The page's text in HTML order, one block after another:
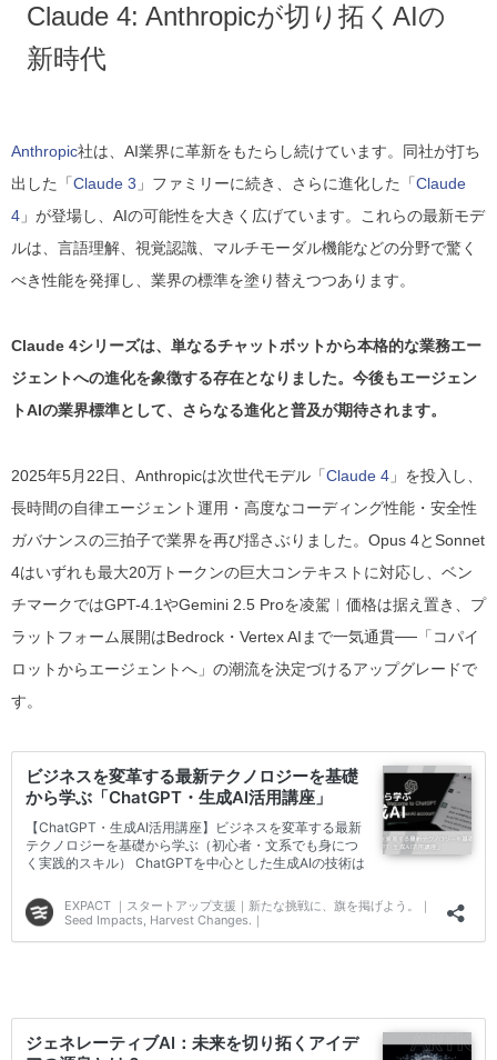
Claude 4: Anthropicが切り拓くAIの
新時代
Anthropic社は、AI業界に革新をもたらし続けています。同社が打ち
出した「Claude 3 」ファミリーに続き、さらに進化した「Claude
4 」が登場し、AIの可能性を大きく広げています。これらの最新モデ
ルは、言語理解、視覚認識、マルチモーダル機能などの分野で驚く
べき性能を発揮し、業界の標準を塗り替えつつあります。
Claude 4シリーズは、単なるチャットボットから本格的な業務エー
ジェントへの進化を象徴する存在となりました。今後もエージェン
トAIの業界標準として、さらなる進化と普及が期待されます。
2025年5月22日、Anthropicは次世代モデル「Claude 4 」を投入し、
長時間の自律エージェント運用・高度なコーディング性能・安全性
ガバナンスの三拍子で業界を再び揺さぶりました。Opus 4とSonnet
4はいずれも最大20万トークンの巨大コンテキストに対応し、ベン
チマークではGPT-4.1やGemini 2.5 Proを凌駕︱価格は据え置き、プ
ラットフォーム展開はBedrock・Vertex AIまで一気通貫──「コパイ
ロットからエージェントへ」の潮流を決定づけるアップグレードで
す。